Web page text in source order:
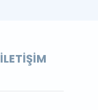
İLETIŞIM